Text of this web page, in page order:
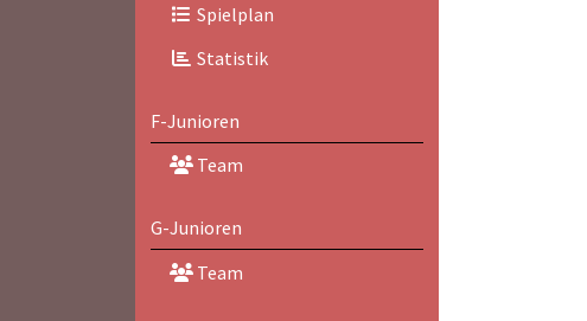
Spielplan
Statistik
F-Junioren
Team
G-Junioren
Team